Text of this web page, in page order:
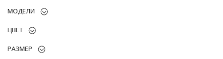
МОДЕЛИ
ЦВЕТ
РАЗМЕР